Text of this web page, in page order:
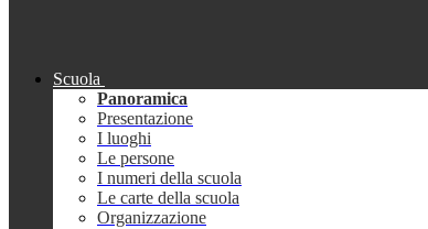
Scuola
Panoramica
Presentazione
I luoghi
Le persone
I numeri della scuola
Le carte della scuola
Organizzazione